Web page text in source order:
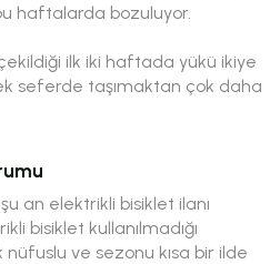
haftalarda bozuluyor.
çekildiği ilk iki haftada yükü ikiye
seferde taşımaktan çok daha
an elektrikli bisiklet ilanı
bisiklet kullanılmadığı
ve sezonu kısa bir ilde